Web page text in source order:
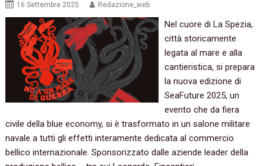
16 Settembre 2025 Redazione_web
Nel cuore di La Spezia,
città storicamente
legata al mare e alla
cantieristica, si prepara
la nuova edizione di
SeaFuture 2025, un
evento che da fiera
civile della blue economy, si è trasformato in un salone militare
navale a tutti gli effetti interamente dedicata al commercio
bellico internazionale. Sponsorizzato dalle aziende leader della